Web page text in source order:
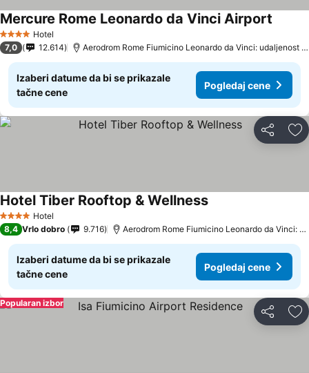
4 ZvezdiceHotel
Mercure Rome Leonardo da Vinci Airport
7,0 12.614 Aerodrom Rome Fiumicino Leonardo da Vinci: udaljenost 4.3 km
Izaberi datume da bi se prikazale
tačne cene
Pogledaj cene
Deli
4 ZvezdiceHotel
Hotel Tiber Rooftop & Wellness
8,4 Vrlo dobro 9.716 Aerodrom Rome Fiumicino Leonardo da Vinci: udaljenost 4.9 km
Izaberi datume da bi se prikazale
tačne cene
Pogledaj cene
Deli
Popularan izbor